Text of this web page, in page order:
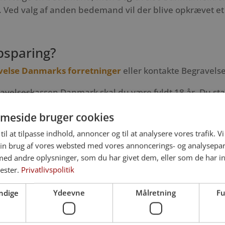
valg af anden bedemand vil der blive opkrævet
Danmarks forretninger eller kontakte
Danmark skal du være fyldt 18 år. Du
kr., og herefter kan du indbetale, når det
du bestemmer beløbet og
har du også mulighed for at opsige din
% til dækning af administrationsomkostninger i
bruger cookies
at tilpasse indhold, annoncer og til at analysere vores trafik.
brug af vores websted med vores annoncerings- og
andre oplysninger, som du har givet dem, eller som de har
Privatlivspolitik
Ydeevne Målretning